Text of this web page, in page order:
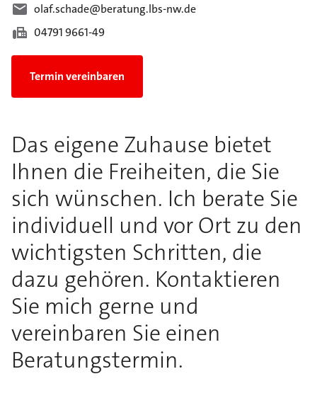
olaf.schade@beratung.lbs-nw.de
04791 9661-49
Termin vereinbaren
Das eigene Zuhause bietet
Ihnen die Freiheiten, die Sie
sich wünschen. Ich berate Sie
individuell und vor Ort zu den
wichtigsten Schritten, die
dazu gehören. Kontaktieren
Sie mich gerne und
vereinbaren Sie einen
Beratungstermin.